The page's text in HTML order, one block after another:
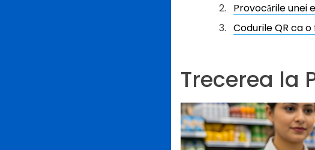
Provocările unei
Codurile QR ca
Trecerea la